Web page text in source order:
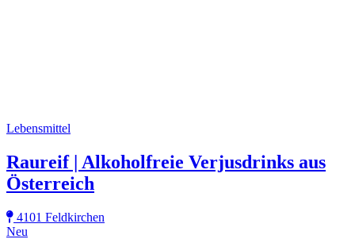
Lebensmittel
Raureif | Alkoholfreie Verjusdrinks aus
Österreich
4101 Feldkirchen
Neu